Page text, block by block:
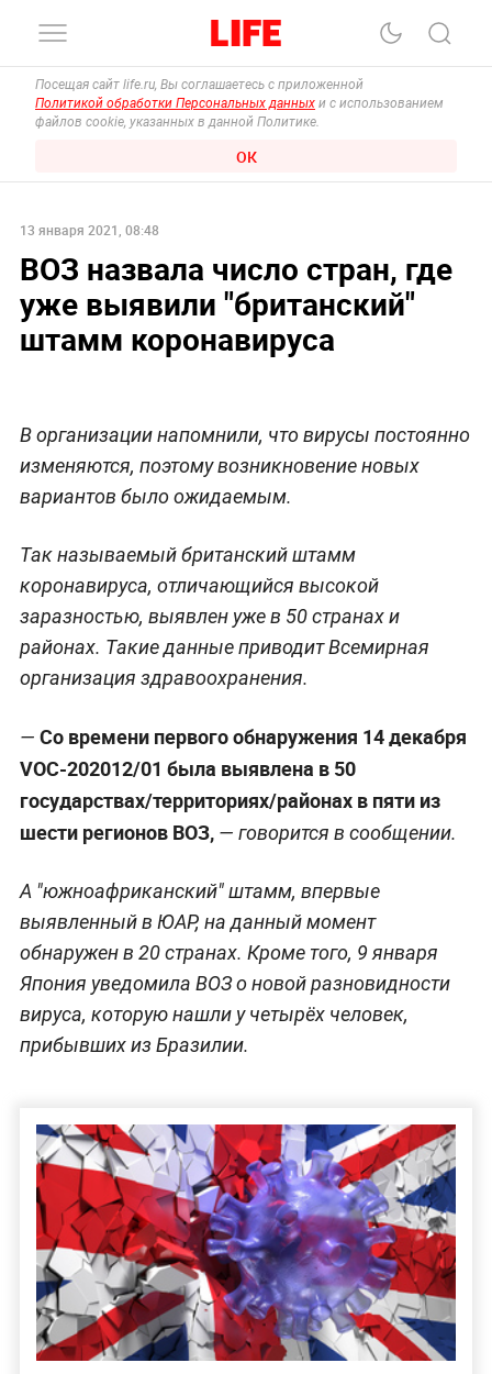
Посещая сайт life.ru, Вы соглашаетесь с приложенной
Политикой обработки Персональных данных и с использованием
файлов cookie, указанных в данной Политике.
ОК
13 января 2021, 08:48
ВОЗ назвала число стран, где
уже выявили "британский"
штамм коронавируса
В организации напомнили, что вирусы постоянно
изменяются, поэтому возникновение новых
вариантов было ожидаемым.
Так называемый британский штамм
коронавируса, отличающийся высокой
заразностью, выявлен уже в 50 странах и
районах. Такие данные приводит Всемирная
организация здравоохранения.
— Со времени первого обнаружения 14 декабря
VOC-202012/01 была выявлена в 50
государствах/территориях/районах в пяти из
шести регионов ВОЗ,— говорится в сообщении.
А "южноафриканский" штамм, впервые
выявленный в ЮАР, на данный момент
обнаружен в 20 странах. Кроме того, 9 января
Япония уведомила ВОЗ о новой разновидности
вируса, которую нашли у четырёх человек,
прибывших из Бразилии.